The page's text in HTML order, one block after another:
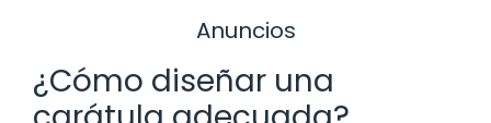
Anuncios
¿Cómo diseñar una